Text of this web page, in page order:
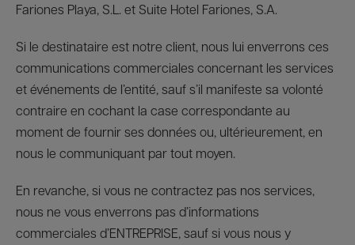
Fariones Playa, S.L. et Suite Hotel Fariones, S.A.
Si le destinataire est notre client, nous lui enverrons ces
communications commerciales concernant les services
et événements de l’entité, sauf s’il manifeste sa volonté
contraire en cochant la case correspondante au
moment de fournir ses données ou, ultérieurement, en
nous le communiquant par tout moyen.
En revanche, si vous ne contractez pas nos services,
nous ne vous enverrons pas d’informations
commerciales d’ENTREPRISE, sauf si vous nous y